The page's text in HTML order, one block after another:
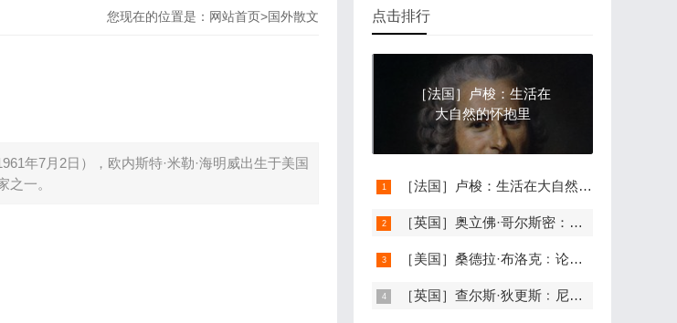
您现在的位置是： 网站首页>国外散文
年7月2日），欧内斯特·米勒·海明威出生于美国
一。
点击排行
［法国］卢梭：生活在
大自然的怀抱里
［法国］卢梭：生活在大自然的怀抱里
［英国］奥立佛·哥尔斯密：蜘蛛的智慧
［美国］桑德拉·布洛克﹕论人缘
［英国］查尔斯·狄更斯﹕尼亚加拉大瀑布